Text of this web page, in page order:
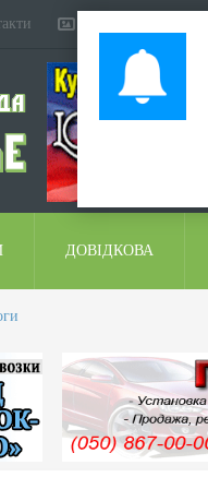
ДОВІДКОВА